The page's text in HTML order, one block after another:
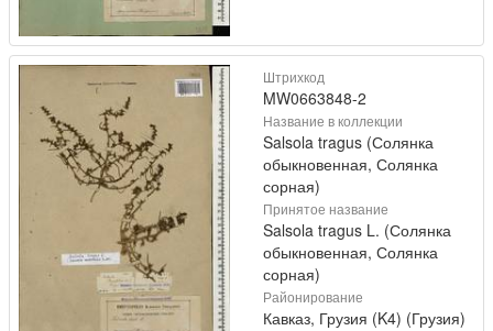
Штрихкод
MW0663848-2
Название в коллекции
Salsola tragus (Солянка
обыкновенная, Солянка
сорная)
Принятое название
Salsola tragus L. (Солянка
обыкновенная, Солянка
сорная)
Районирование
Кавказ, Грузия (K4) (Грузия)